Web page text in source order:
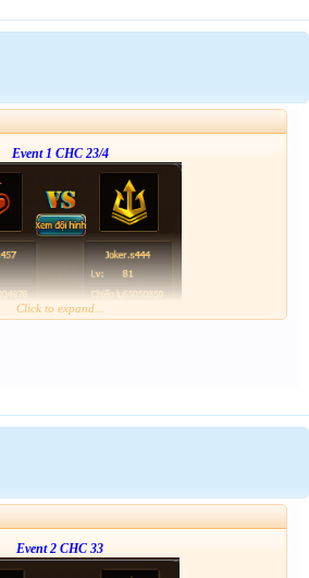
Event 1 CHC 23/4
Click to expand...
Event 2 CHC 33